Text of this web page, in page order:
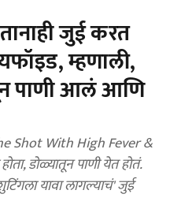
जुई करत
म्हणाली,
पाणी आलं आणि
Shot With High Fever &
डोळ्यातून पाणी येत होतं.
यावा लागल्याचं' जुई